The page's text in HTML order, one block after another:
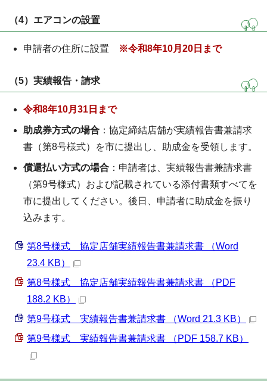
（4）エアコンの設置
申請者の住所に設置 ※令和8年10月20日まで
（5）実績報告・請求
令和8年10月31日まで
助成券方式の場合 ：協定締結店舗が実績報告書兼請求
書（第8号様式）を市に提出し、助成金を受領します。
償還払い方式の場合 ：申請者は、実績報告書兼請求書
（第9号様式）および記載されている添付書類すべてを
市に提出してください。後日、申請者に助成金を振り
込みます。
第8号様式 協定店舗実績報告書兼請求書 （Word
23.4 KB）
第8号様式 協定店舗実績報告書兼請求書 （PDF
188.2 KB）
第9号様式 実績報告書兼請求書 （Word 21.3 KB）
第9号様式 実績報告書兼請求書 （PDF 158.7 KB）